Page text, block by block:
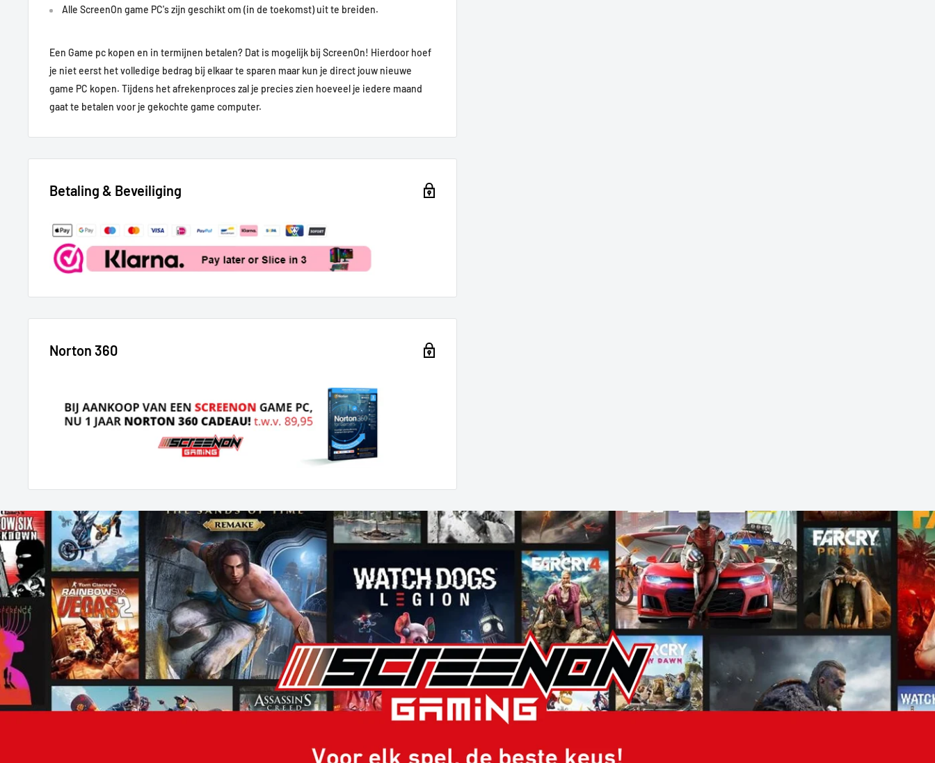
Alle ScreenOn game PC's zijn geschikt om (in de toekomst) uit te breiden.
Een Game pc kopen en in termijnen betalen? Dat is mogelijk bij ScreenOn! Hierdoor hoef
je niet eerst het volledige bedrag bij elkaar te sparen maar kun je direct jouw nieuwe
game PC kopen. Tijdens het afrekenproces zal je precies zien hoeveel je iedere maand
gaat te betalen voor je gekochte game computer.
Betaling & Beveiliging
Norton 360